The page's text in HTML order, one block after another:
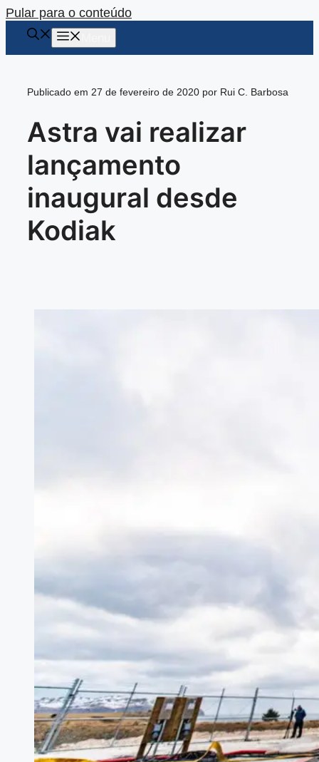
Pular para o conteúdo
Publicado em 27 de fevereiro de 2020 por Rui C. Barbosa
Astra vai realizar
lançamento
inaugural desde
Kodiak